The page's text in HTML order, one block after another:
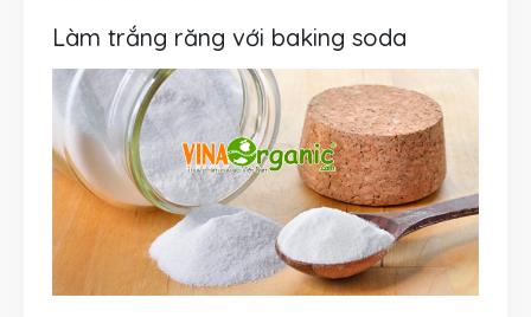
Làm trắng răng với baking soda